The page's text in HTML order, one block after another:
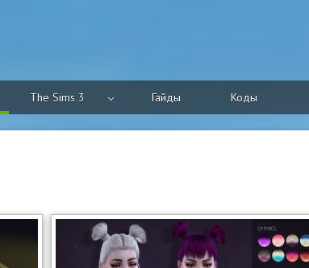
The Sims 3 Гайды Коды